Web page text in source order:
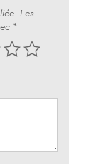
Les
*